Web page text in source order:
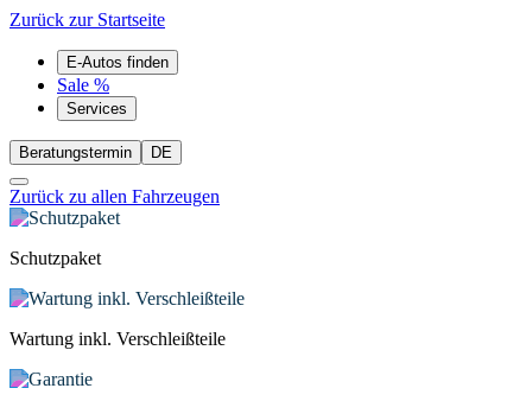
Zurück zur Startseite
E-Autos finden
Sale %
Services
Beratungstermin DE
Zurück zu allen Fahrzeugen
Schutzpaket
Wartung inkl. Verschleißteile